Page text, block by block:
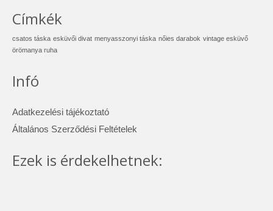
Címkék
csatos táska esküvői divat menyasszonyi táska nőies darabok vintage esküvő
örömanya ruha
Infó
Adatkezelési tájékoztató
Általános Szerződési Feltételek
Ezek is érdekelhetnek: